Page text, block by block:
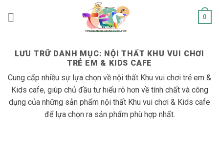
0
LƯU TRỮ DANH MỤC: NỘI THẤT KHU VUI CHƠI
TRẺ EM & KIDS CAFE
Cung cấp nhiều sự lựa chọn về nội thất Khu vui chơi trẻ em &
Kids cafe, giúp chủ đầu tư hiểu rõ hơn về tính chất và công
dụng của những sản phẩm nội thất Khu vui chơi & Kids cafe
để lựa chọn ra sản phẩm phù hợp nhất.